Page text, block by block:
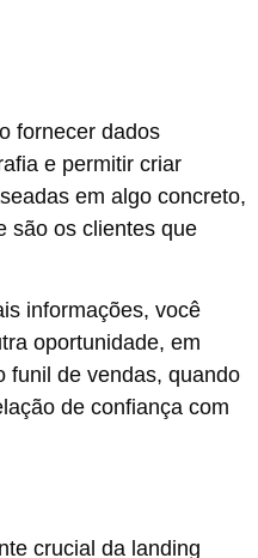
fornecer dados
e permitir criar
em algo concreto,
são os clientes que
informações, você
oportunidade, em
funil de vendas, quando
de confiança com
crucial da landing